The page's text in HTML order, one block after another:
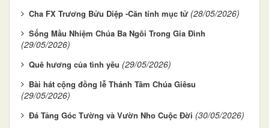
Cha FX Trương Bửu Diệp -Căn tính mục tử (28/05/2026)
Sống Mầu Nhiệm Chúa Ba Ngôi Trong Gia Đình
(29/05/2026)
Quê hương của tình yêu (29/05/2026)
Bài hát cộng đồng lễ Thánh Tâm Chúa Giêsu
(29/05/2026)
Đá Tảng Góc Tường và Vườn Nho Cuộc Đời (30/05/2026)